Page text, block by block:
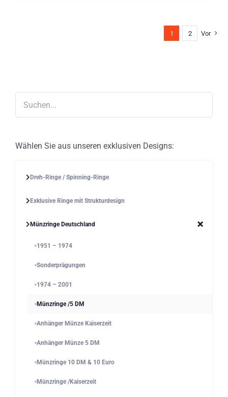
1 2 Vor
Wählen Sie aus unseren exklusiven Designs:
Dreh-Ringe / Spinning-Ringe
Exklusive Ringe mit Strukturdesign
Münzringe Deutschland
1951 – 1974
Sonderprägungen
1974 – 2001
Münzringe /5 DM
Anhänger Münze Kaiserzeit
Anhänger Münze 5 DM
Münzringe 10 DM & 10 Euro
Münzringe /Kaiserzeit